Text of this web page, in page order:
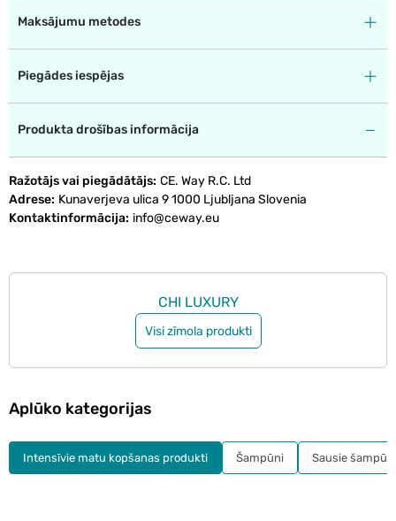
Maksājumu metodes
Piegādes iespējas
Produkta drošības informācija
Ražotājs vai piegādātājs CE. Way R.C. Ltd
Adrese Kunaverjeva ulica 9 1000 Ljubljana Slovenia
Kontaktinformācija info@ceway.eu
CHI LUXURY
Visi zīmola produkti
Aplūko kategorijas
Intensīvie matu kopšanas produkti Šampūni Sausie šampūni